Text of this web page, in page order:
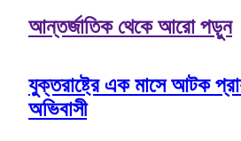
আন্তর্জাতিক থেকে আরো পড়ুন
যুক্তরাষ্ট্রে এক মাসে আটক
অভিবাসী